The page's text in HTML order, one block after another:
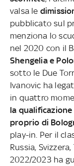
valsa le
pubblicato sul
menziona lo
nel 2020 con il
Shengelia e
sotto le Due
Ivanovic ha
in quattro
la
proprio di
play-in. Per il
Russia,
2022/2023 ha